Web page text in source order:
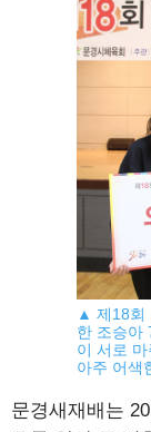
▲ 제18회
한 조승아
이 서로
아주 어색
문경새재배는